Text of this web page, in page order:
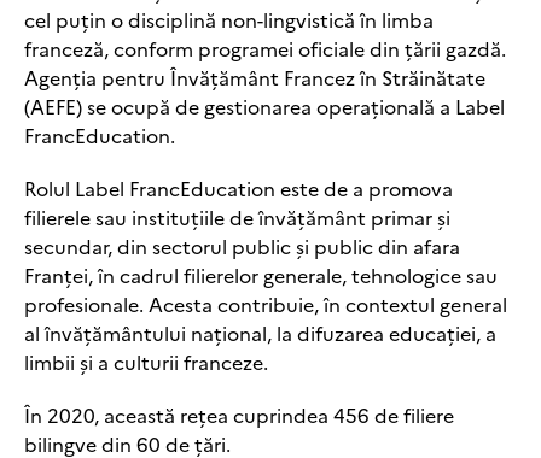
cel puțin o disciplină non-lingvistică în limba
franceză, conform programei oficiale din țării gazdă.
Agenția pentru Învățământ Francez în Străinătate
(AEFE) se ocupă de gestionarea operațională a Label
FrancEducation.
Rolul Label FrancEducation este de a promova
filierele sau instituțiile de învățământ primar și
secundar, din sectorul public și public din afara
Franței, în cadrul filierelor generale, tehnologice sau
profesionale. Acesta contribuie, în contextul general
al învățământului național, la difuzarea educației, a
limbii și a culturii franceze.
În 2020, această rețea cuprindea 456 de filiere
bilingve din 60 de țări.